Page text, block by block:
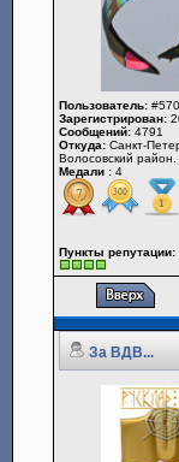
Пользователь:
Зарегистрирован:
Сообщений: 4791
Откуда: Санкт-
Волосовский район.
Медали : 4
Пункты репутации:
За ВДВ...